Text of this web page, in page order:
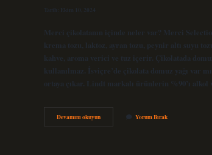
Tarih: Ekim 10, 2024
Merci çikolatanın içinde neler var? Merci
krema tozu, laktoz, ayran tozu, peynir altı suyu
kahve, aroma verici ve tuz içerir. Çikolatada
kullanılmaz. İsviçre’de çikolata domuz yağı var
ortaya çıkar. Lindt markalı ürünlerin %90’ı
Devamını okuyunMerci
Çikolatada
Yorum Bırak